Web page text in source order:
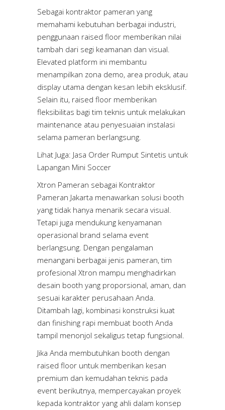
Sebagai kontraktor pameran yang
memahami kebutuhan berbagai industri,
penggunaan raised floor memberikan nilai
tambah dari segi keamanan dan visual.
Elevated platform ini membantu
menampilkan zona demo, area produk, atau
display utama dengan kesan lebih eksklusif.
Selain itu, raised floor memberikan
fleksibilitas bagi tim teknis untuk melakukan
maintenance atau penyesuaian instalasi
selama pameran berlangsung.
Lihat Juga: Jasa Order Rumput Sintetis untuk
Lapangan Mini Soccer
Xtron Pameran sebagai Kontraktor
Pameran Jakarta menawarkan solusi booth
yang tidak hanya menarik secara visual.
Tetapi juga mendukung kenyamanan
operasional brand selama event
berlangsung. Dengan pengalaman
menangani berbagai jenis pameran, tim
profesional Xtron mampu menghadirkan
desain booth yang proporsional, aman, dan
sesuai karakter perusahaan Anda.
Ditambah lagi, kombinasi konstruksi kuat
dan finishing rapi membuat booth Anda
tampil menonjol sekaligus tetap fungsional.
Jika Anda membutuhkan booth dengan
raised floor untuk memberikan kesan
premium dan kemudahan teknis pada
event berikutnya, mempercayakan proyek
kepada kontraktor yang ahli dalam konsep